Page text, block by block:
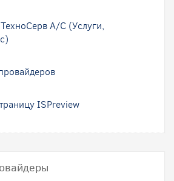
А/С (Услуги,
ISPreview